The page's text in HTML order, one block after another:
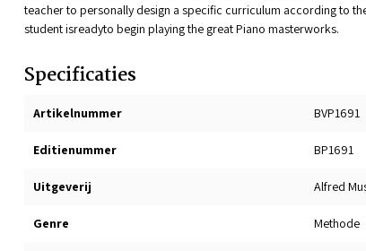
teacher to personally design a specific curriculum according to
student isreadyto begin playing the great Piano masterworks.
Specificaties
Artikelnummer BVP1691
Editienummer BP1691
Uitgeverij Alfred
Genre Methode